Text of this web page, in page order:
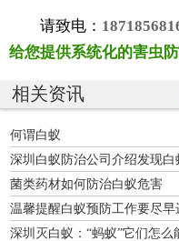
请致电：
给您提供系统化的害虫
相关资讯
何谓白蚁
深圳白蚁防治公司介绍发现
菌类药材如何防治白蚁危害
温馨提醒白蚁预防工作要尽早
深圳灭白蚁：“蚂蚁”它们怎